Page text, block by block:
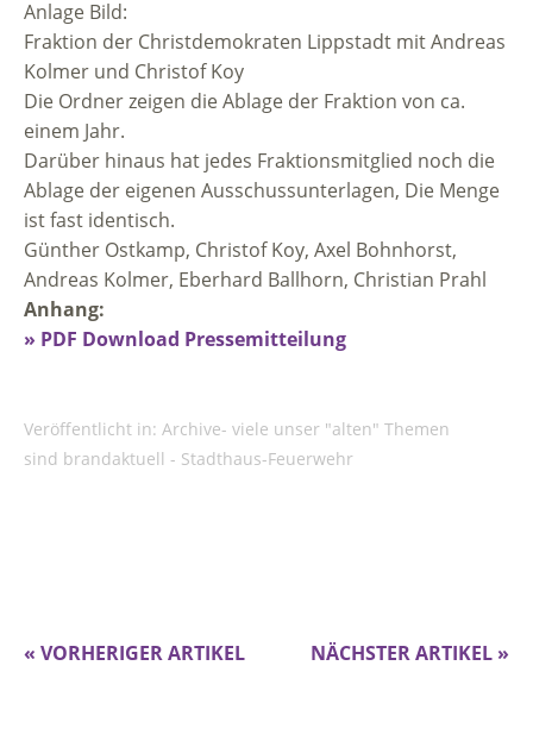
Anlage Bild:
Fraktion der Christdemokraten Lippstadt mit Andreas
Kolmer und Christof Koy
Die Ordner zeigen die Ablage der Fraktion von ca.
einem Jahr.
Darüber hinaus hat jedes Fraktionsmitglied noch die
Ablage der eigenen Ausschussunterlagen, Die Menge
ist fast identisch.
Günther Ostkamp, Christof Koy, Axel Bohnhorst,
Andreas Kolmer, Eberhard Ballhorn, Christian Prahl
Anhang:
» PDF Download Pressemitteilung
Veröffentlicht in: Archive- viele unser "alten" Themen
sind brandaktuell - Stadthaus-Feuerwehr
NÄCHSTER ARTIKEL »
« VORHERIGER ARTIKEL